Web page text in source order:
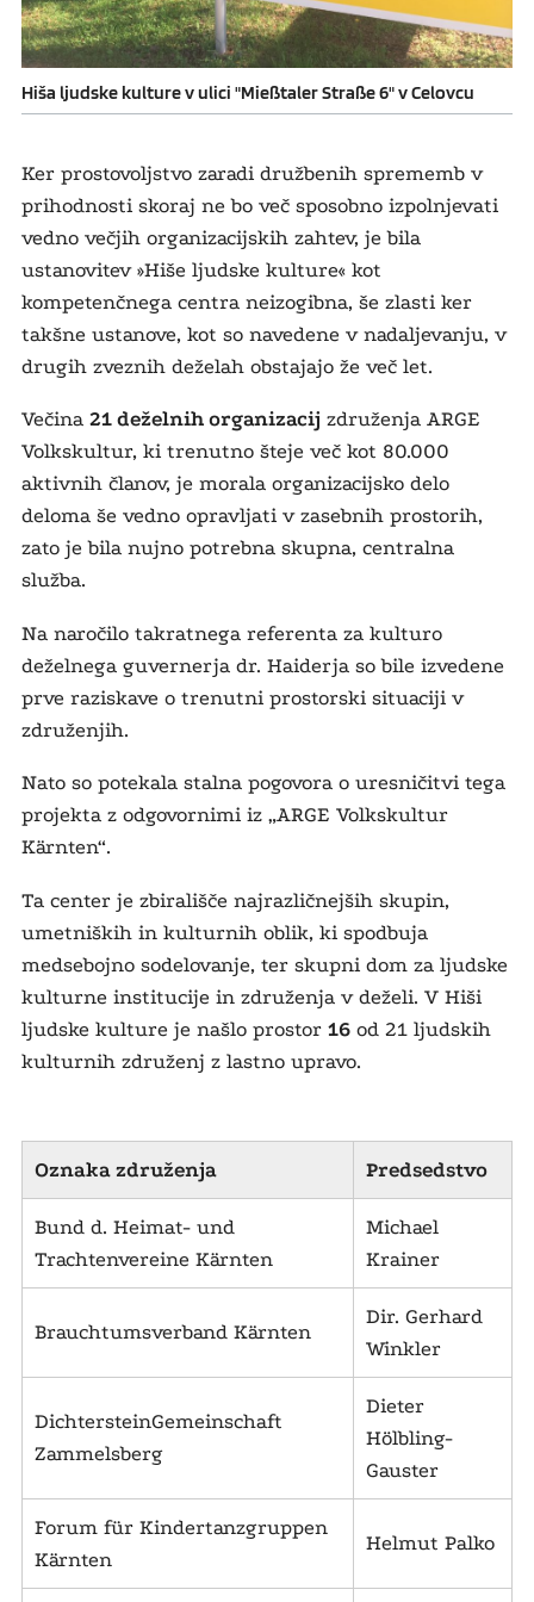
Hiša ljudske kulture v ulici "Mießtaler Straße 6" v Celovcu
Ker prostovoljstvo zaradi družbenih sprememb v
prihodnosti skoraj ne bo več sposobno izpolnjevati
vedno večjih organizacijskih zahtev, je bila
ustanovitev »Hiše ljudske kulture« kot
kompetenčnega centra neizogibna, še zlasti ker
takšne ustanove, kot so navedene v nadaljevanju, v
drugih zveznih deželah obstajajo že več let.
Večina 21 deželnih organizacij združenja ARGE
Volkskultur, ki trenutno šteje več kot 80.000
aktivnih članov, je morala organizacijsko delo
deloma še vedno opravljati v zasebnih prostorih,
zato je bila nujno potrebna skupna, centralna
služba.
Na naročilo takratnega referenta za kulturo
deželnega guvernerja dr. Haiderja so bile izvedene
prve raziskave o trenutni prostorski situaciji v
združenjih.
Nato so potekala stalna pogovora o uresničitvi tega
projekta z odgovornimi iz „ARGE Volkskultur
Kärnten“.
Ta center je zbirališče najrazličnejših skupin,
umetniških in kulturnih oblik, ki spodbuja
medsebojno sodelovanje, ter skupni dom za ljudske
kulturne institucije in združenja v deželi. V Hiši
ljudske kulture je našlo prostor 16od 21 ljudskih
kulturnih združenj z lastno upravo.
Oznaka združenja Predsedstvo
Bund d. Heimat- und
Trachtenvereine Kärnten
Michael
Krainer
Brauchtumsverband Kärnten
Dir. Gerhard
Winkler
DichtersteinGemeinschaft
Zammelsberg
Dieter
Hölbling-
Gauster
Forum für Kindertanzgruppen
Kärnten
Helmut Palko